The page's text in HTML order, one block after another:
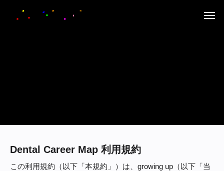
Dental Career Map 利用規約
この利用規約（以下「本規約」）は、growing up（以下「当